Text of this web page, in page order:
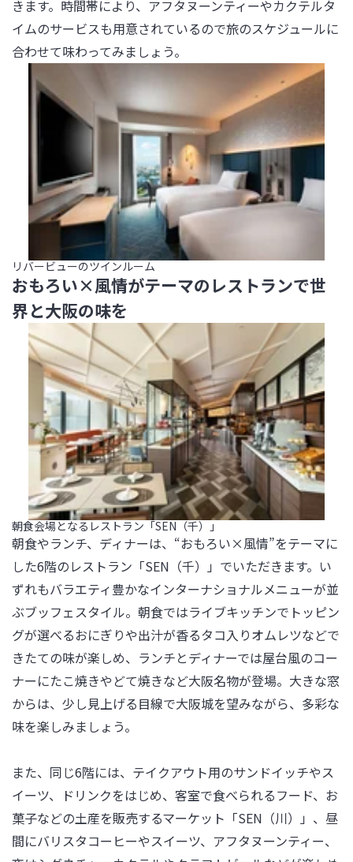
きます。時間帯により、アフタヌーンティーやカクテルタ
イムのサービスも用意されているので旅のスケジュールに
合わせて味わってみましょう。
リバービューのツインルーム
おもろい×風情がテーマのレストランで世
界と大阪の味を
朝食会場となるレストラン「SEN（千）」
朝食やランチ、ディナーは、“おもろい×風情”をテーマに
した6階のレストラン「SEN（千）」でいただきます。い
ずれもバラエティ豊かなインターナショナルメニューが並
ぶブッフェスタイル。朝食ではライブキッチンでトッピン
グが選べるおにぎりや出汁が香るタコ入りオムレツなどで
きたての味が楽しめ、ランチとディナーでは屋台風のコー
ナーにたこ焼きやどて焼きなど大阪名物が登場。大きな窓
からは、少し見上げる目線で大阪城を望みながら、多彩な
味を楽しみましょう。
また、同じ6階には、テイクアウト用のサンドイッチやス
イーツ、ドリンクをはじめ、客室で食べられるフード、お
菓子などの土産を販売するマーケット「SEN（川）」、昼
間にバリスタコーヒーやスイーツ、アフタヌーンティー、